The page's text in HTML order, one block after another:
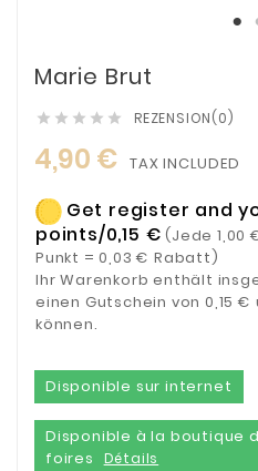
Marie Brut
     REZENSION(0)
4,90 € TAX INCLUDED
Get register and
points/0,15 € (Jede 1,00
Punkt = 0,03 € Rabatt)
Ihr Warenkorb enthält
einen Gutschein von 0,15
können.
Disponible sur internet
Disponible à la boutique
foires
Détails